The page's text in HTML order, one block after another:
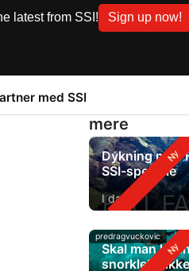
latest from SSI! Sign up now!
med SSI
mere
Dykning med
SSI-speciale
I dag
predragvuckovic
Skal man
snorkle?